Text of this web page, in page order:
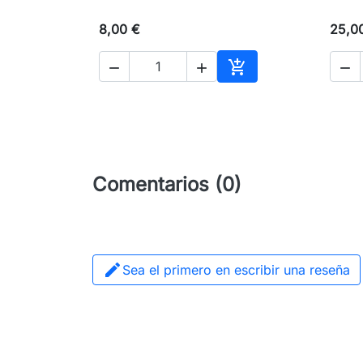
8,00 €
  
Añadir al carrito

Comentarios (0)
 Sea el primero en escribir una reseña